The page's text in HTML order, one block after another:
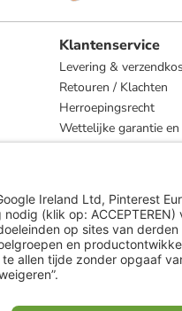
Klantenservice
Levering &
Retouren / Klachten
Herroepingsrecht
Wettelijke garantie
** Alle prijsopgaven